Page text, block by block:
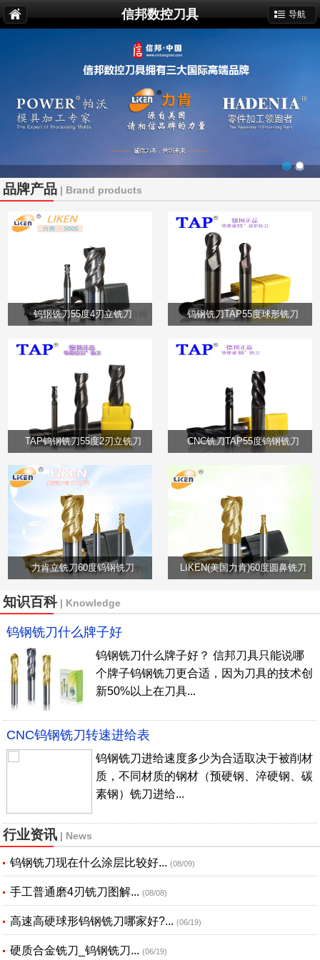
信邦数控刀具 导航
品牌产品 | Brand products
钨钢铣刀55度4刃立铣刀 钨钢铣刀TAP55度球形铣刀
TAP钨钢铣刀55度2刃立铣刀 CNC铣刀TAP55度钨钢铣刀
力肯立铣刀60度钨钢铣刀 LIKEN(美国力肯)60度圆鼻铣刀
知识百科| Knowledge
钨钢铣刀什么牌子好
钨钢铣刀什么牌子好？ 信邦刀具只能说哪
个牌子钨钢铣刀更合适，因为刀具的技术创
新50%以上在刀具...
CNC钨钢铣刀转速进给表
钨钢铣刀进给速度多少为合适取决于被削材
质，不同材质的钢材（预硬钢、淬硬钢、碳
素钢）铣刀进给...
行业资讯 | News
钨钢铣刀现在什么涂层比较好... (08/09)
手工普通磨4刃铣刀图解... (08/08)
高速高硬球形钨钢铣刀哪家好?... (06/19)
硬质合金铣刀_钨钢铣刀... (06/19)